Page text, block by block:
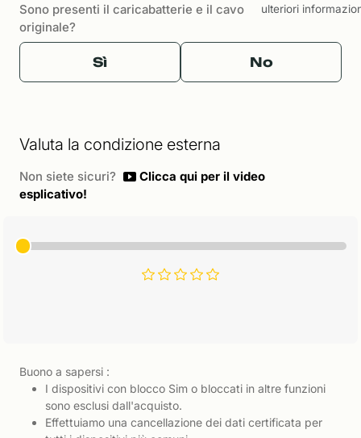
Sono presenti il caricabatterie e il cavo
originale?
ulteriori
Sì No
Valuta la condizione esterna
Non siete sicuri?
Clicca qui per il video
esplicativo!
Buono a sapersi :
I dispositivi con blocco Sim o bloccati in altre funzioni
sono esclusi dall'acquisto.
Effettuiamo una cancellazione dei dati certificata per